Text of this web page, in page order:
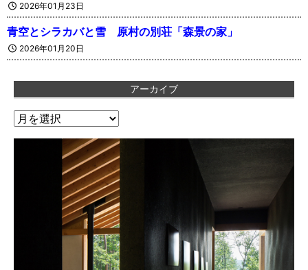
2026年01月23日
青空とシラカバと雪 原村の別荘「森景の家」
2026年01月20日
アーカイブ
ア